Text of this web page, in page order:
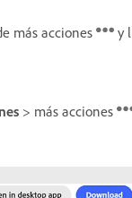
más acciones y
> más acciones